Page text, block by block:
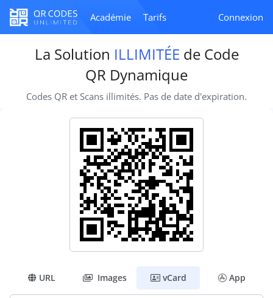
Académie Tarifs Connexion
La Solution ILLIMITÉE de Code
QR Dynamique
Codes QR et Scans illimités. Pas de date d'expiration.
URL Images vCard App